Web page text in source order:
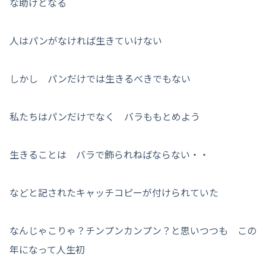
人はパンがなければ生きていけない
しかし パンだけでは生きるべきでもない
私たちはパンだけでなく バラももとめよう
生きることは バラで飾られねばならない・・
などと記されたキャッチコピーが付けられていた
なんじゃこりゃ？チンプンカンプン？と思いつつも この
年になって人生初